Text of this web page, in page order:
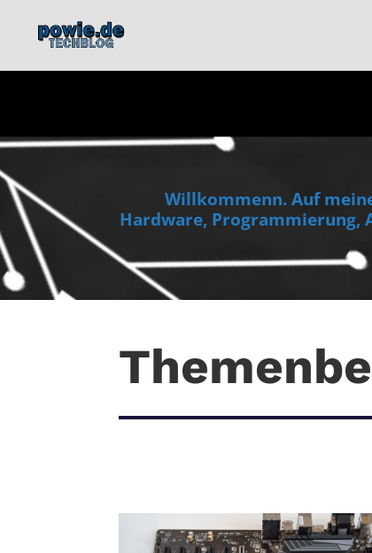
Willkommenn. Auf
Hardware, Programmierung,